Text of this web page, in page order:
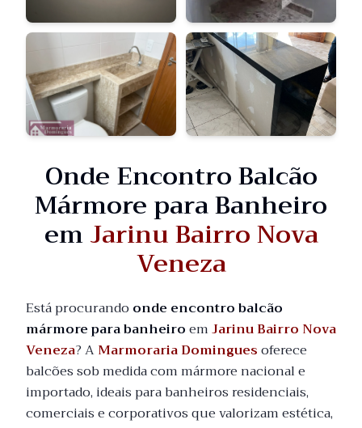
Onde Encontro Balcão
Mármore para Banheiro
emJarinu Bairro Nova
Veneza
Está procurando onde encontro balcão
mármore para banheiroemJarinu Bairro Nova
Veneza? AMarmoraria Dominguesoferece
balcões sob medida com mármore nacional e
importado, ideais para banheiros residenciais,
comerciais e corporativos que valorizam estética,